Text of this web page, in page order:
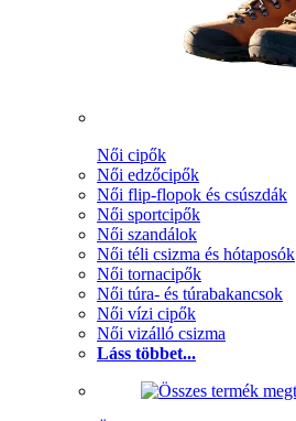
Női cipők
Női edzőcipők
Női flip-flopok és csúszdák
Női sportcipők
Női szandálok
Női téli csizma és hótaposók
Női tornacipők
Női túra- és túrabakancsok
Női vízi cipők
Női vizálló csizma
Láss többet...